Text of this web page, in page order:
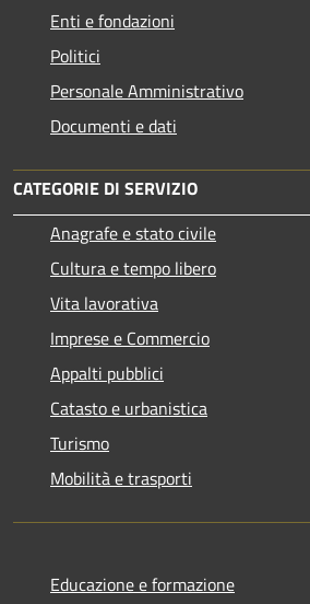
Enti e fondazioni
Politici
Personale Amministrativo
Documenti e dati
CATEGORIE DI SERVIZIO
Anagrafe e stato civile
Cultura e tempo libero
Vita lavorativa
Imprese e Commercio
Appalti pubblici
Catasto e urbanistica
Turismo
Mobilità e trasporti
Educazione e formazione